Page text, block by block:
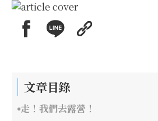
文章目錄
走！我們去露營！